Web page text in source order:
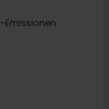
-Emissionen